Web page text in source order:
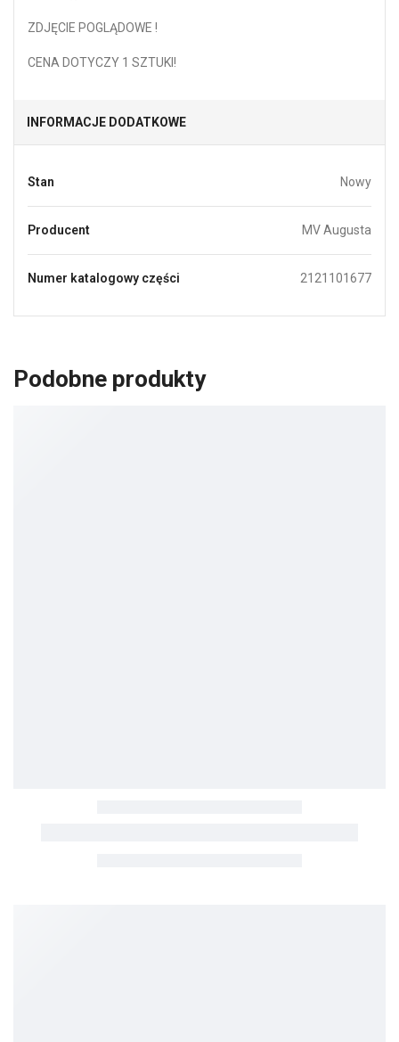
ZDJĘCIE POGLĄDOWE !
CENA DOTYCZY 1 SZTUKI!
INFORMACJE DODATKOWE
Stan Nowy
Producent MV Augusta
Numer katalogowy części 2121101677
Podobne produkty